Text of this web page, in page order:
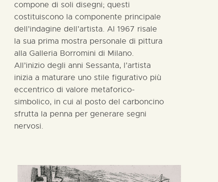
compone di soli disegni; questi
costituiscono la componente principale
dell’indagine dell’artista. Al 1967 risale
la sua prima mostra personale di pittura
alla Galleria Borromini di Milano.
All’inizio degli anni Sessanta, l’artista
inizia a maturare uno stile figurativo più
eccentrico di valore metaforico-
simbolico, in cui al posto del carboncino
sfrutta la penna per generare segni
nervosi.